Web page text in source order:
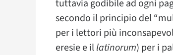
tuttavia godibile ad ogni
secondo il principio del
per i lettori più
eresie e illatinorum) per i